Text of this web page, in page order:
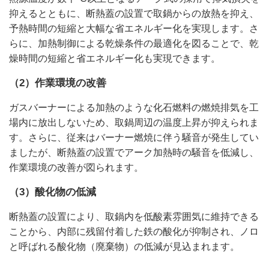
抑えるとともに、断熱蓋の設置で取鍋からの放熱を抑え、
予熱時間の短縮と大幅な省エネルギー化を実現します。さ
らに、加熱制御による乾燥条件の最適化を図ることで、乾
燥時間の短縮と省エネルギー化も実現できます。
（2）作業環境の改善
ガスバーナーによる加熱のような化石燃料の燃焼排気を工
場内に放出しないため、取鍋周辺の温度上昇が抑えられま
す。さらに、従来はバーナー燃焼に伴う騒音が発生してい
ましたが、断熱蓋の設置でアーク加熱時の騒音を低減し、
作業環境の改善が図られます。
（3）酸化物の低減
断熱蓋の設置により、取鍋内を低酸素雰囲気に維持できる
ことから、内部に残留付着した鉄の酸化が抑制され、ノロ
と呼ばれる酸化物（廃棄物）の低減が見込まれます。